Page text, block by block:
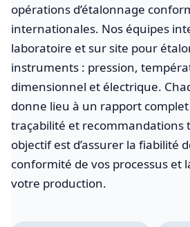
opérations d’étalonnage
internationales. Nos équipes
laboratoire et sur site pour
instruments : pression,
dimensionnel et électrique.
donne lieu à un rapport
traçabilité et recommandations
objectif est d’assurer la fiabilité
conformité de vos processus et
votre production.